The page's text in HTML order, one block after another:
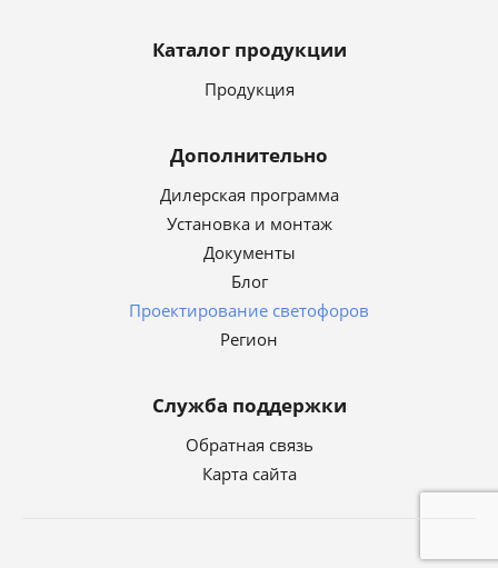
Каталог продукции
Продукция
Дополнительно
Дилерская программа
Установка и монтаж
Документы
Блог
Проектирование светофоров
Регион
Служба поддержки
Обратная связь
Карта сайта